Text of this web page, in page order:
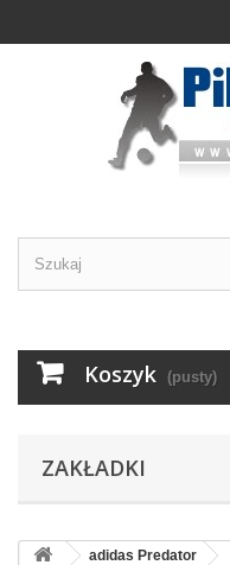
Koszyk (pusty)
ZAKŁADKI
adidas Predator